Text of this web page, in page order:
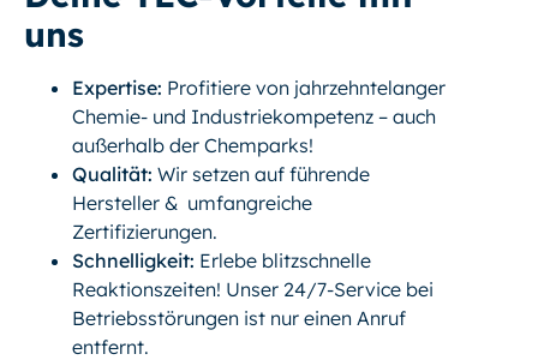
uns
Expertise: Profitiere von jahrzehntelanger
Chemie- und Industriekompetenz – auch
außerhalb der Chemparks!
Qualität: Wir setzen auf führende
Hersteller & umfangreiche
Zertifizierungen.
Schnelligkeit: Erlebe blitzschnelle
Reaktionszeiten! Unser 24/7-Service bei
Betriebsstörungen ist nur einen Anruf
entfernt.